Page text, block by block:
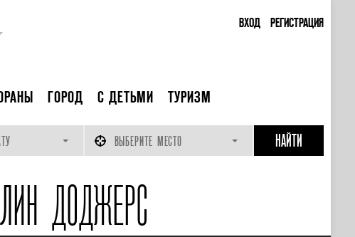
ВХОД РЕГИСТРАЦИЯ
ГОРОД С ДЕТЬМИ ТУРИЗМ
ВЫБЕРИТЕ МЕСТО
ДОДЖЕРС